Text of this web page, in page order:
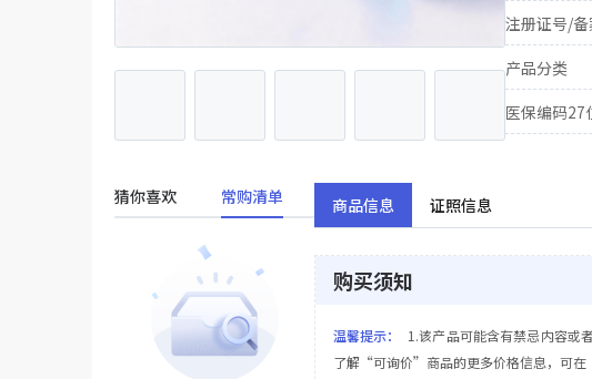
注册证号/
产品分类
医保编码27
猜你喜欢 常购清单 商品信息 证照信息
购买须知
温馨提示：
1.该产品可能含有禁忌内容或
了解“可询价”商品的更多价格信息，可